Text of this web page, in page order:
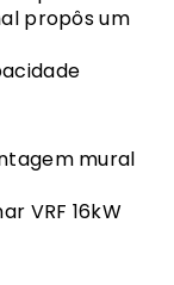
propôs um
mural
VRF 16kW